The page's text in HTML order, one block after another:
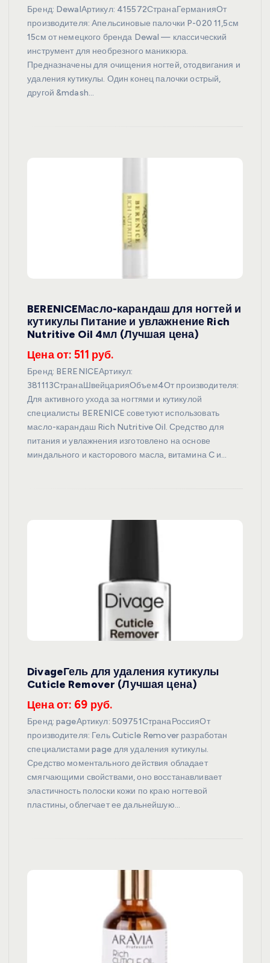
Бренд: DewalАртикул: 415572СтранаГерманияОт
производителя: Апельсиновые палочки P-020 11,5см
15см от немецкого бренда Dewal — классический
инструмент для необрезного маникюра.
Предназначены для очищения ногтей, отодвигания и
удаления кутикулы. Один конец палочки острый,
другой &mdash…
BERENICEМасло-карандаш для ногтей и
кутикулы Питание и увлажнение Rich
Nutritive Oil 4мл (Лучшая цена)
Цена от: 511 руб.
Бренд: BERENICEАртикул:
381113СтранаШвейцарияОбъем4От производителя:
Для активного ухода за ногтями и кутикулой
специалисты BERENICE советуют использовать
масло-карандаш Rich Nutritive Oil. Средство для
питания и увлажнения изготовлено на основе
миндального и касторового масла, витамина C и…
DivageГель для удаления кутикулы
Cuticle Remover (Лучшая цена)
Цена от: 69 руб.
Бренд: pageАртикул: 509751СтранаРоссияОт
производителя: Гель Cuticle Remover разработан
специалистами page для удаления кутикулы.
Средство моментального действия обладает
смягчающими свойствами, оно восстанавливает
эластичность полоски кожи по краю ногтевой
пластины, облегчает ее дальнейшую…